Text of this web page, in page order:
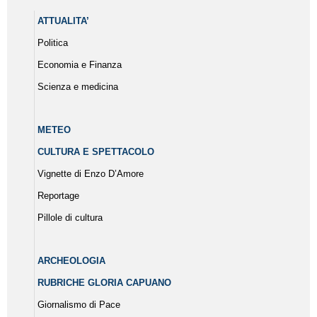
ATTUALITA’
Politica
Economia e Finanza
Scienza e medicina
METEO
CULTURA E SPETTACOLO
Vignette di Enzo D’Amore
Reportage
Pillole di cultura
ARCHEOLOGIA
RUBRICHE GLORIA CAPUANO
Giornalismo di Pace